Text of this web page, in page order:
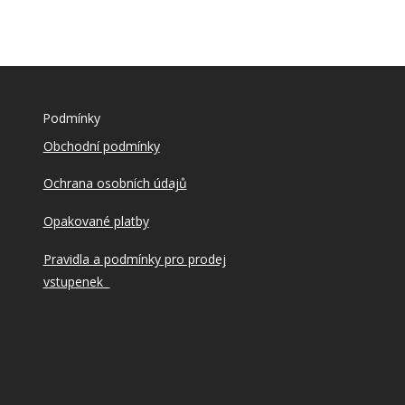
Podmínky
Obchodní podmínky
Ochrana osobních údajů
Opakované platby
Pravidla a podmínky pro prodej
vstupenek